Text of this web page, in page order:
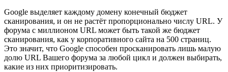
Google выделяет каждому домену конечный бюджет
сканирования, и он не растёт пропорционально числу URL. У
форума с миллионом URL может быть такой же бюджет
сканирования, как у корпоративного сайта на 500 страниц.
Это значит, что Google способен просканировать лишь малую
долю URL Вашего форума за любой цикл и должен выбирать,
какие из них приоритизировать.